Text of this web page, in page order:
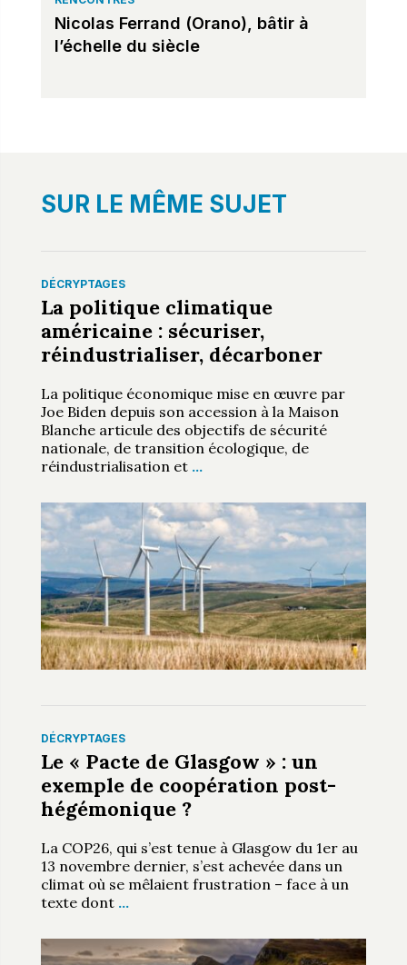
Nicolas Ferrand (Orano), bâtir à
l’échelle du siècle
SUR LE MÊME SUJET
DÉCRYPTAGES
La politique climatique
américaine : sécuriser,
réindustrialiser, décarboner
La politique économique mise en œuvre par
Joe Biden depuis son accession à la Maison
Blanche articule des objectifs de sécurité
nationale, de transition écologique, de
réindustrialisation et …
DÉCRYPTAGES
Le « Pacte de Glasgow » : un
exemple de coopération post-
hégémonique ?
La COP26, qui s’est tenue à Glasgow du 1er au
13 novembre dernier, s’est achevée dans un
climat où se mêlaient frustration – face à un
texte dont …